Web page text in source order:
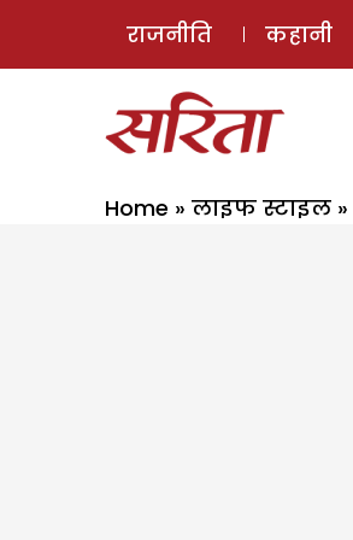
राजनीति कहानी
Home » लाइफ स्टाइल »